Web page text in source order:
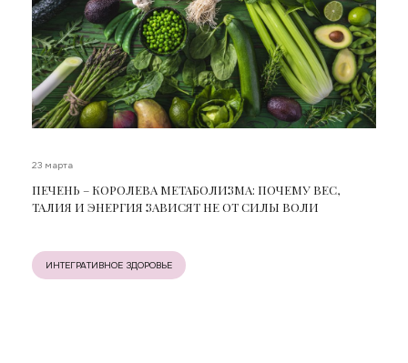
23 марта
ПЕЧЕНЬ – КОРОЛЕВА МЕТАБОЛИЗМА: ПОЧЕМУ ВЕС,
ТАЛИЯ И ЭНЕРГИЯ ЗАВИСЯТ НЕ ОТ СИЛЫ ВОЛИ
ИНТЕГРАТИВНОЕ ЗДОРОВЬЕ